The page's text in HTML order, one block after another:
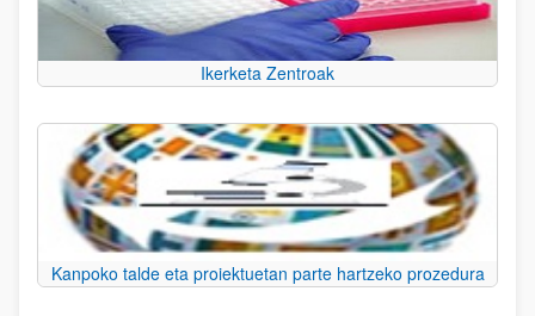
Ikerketa Zentroak
Kanpoko talde eta proiektuetan parte hartzeko prozedura